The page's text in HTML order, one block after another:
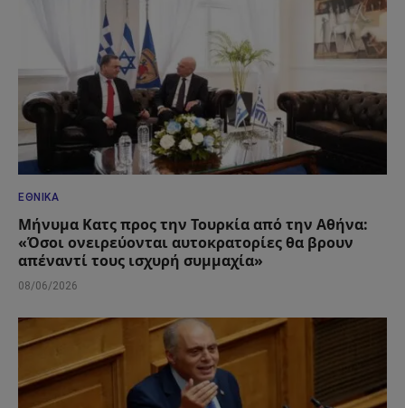
ΕΘΝΙΚΆ
Μήνυμα Κατς προς την Τουρκία από την Αθήνα:
«Όσοι ονειρεύονται αυτοκρατορίες θα βρουν
απέναντί τους ισχυρή συμμαχία»
08/06/2026